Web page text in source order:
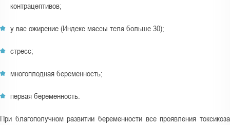
контрацептивов;
у вас ожирение (Индекс массы тела больше 30);
стресс;
многоплодная беременность;
первая беременность.
При благополучном развитии беременности все проявления токсикоза